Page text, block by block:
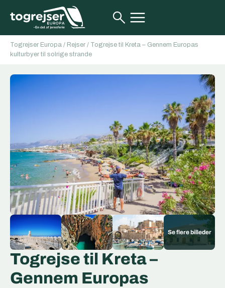
Togrejser Europa / Rejser / Togrejse til Kreta – Gennem Europas
kulturbyer til solrige strande
Togrejse til Kreta –
Gennem Europas